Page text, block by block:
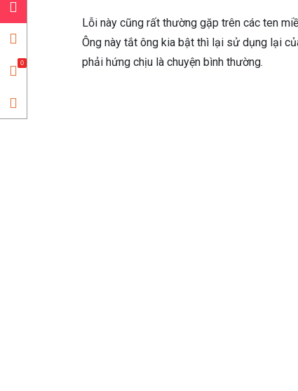
Lỗi này cũng rất thường gặp trên các ten
Ông này tắt ông kia bật thì lại sử dụng lại
phải hứng chịu là chuyện bình thường.
0